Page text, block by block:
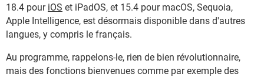
18.4 pour iOS et iPadOS, et 15.4 pour macOS, Sequoia,
Apple Intelligence, est désormais disponible dans d'autres
langues, y compris le français.
Au programme, rappelons-le, rien de bien révolutionnaire,
mais des fonctions bienvenues comme par exemple des